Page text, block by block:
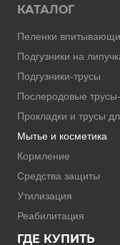
КАТАЛОГ
Пеленки
Подгузники на
Подгузники-трусы
Послеродовые
Прокладки и трусы
Мытье и косметика
Кормление
Средства защиты
Утилизация
Реабилитация
ГДЕ КУПИТЬ